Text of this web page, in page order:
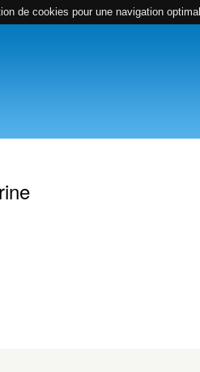
de cookies pour une navigation